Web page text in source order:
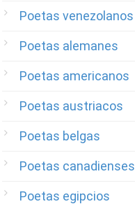
Poetas venezolanos
Poetas alemanes
Poetas americanos
Poetas austriacos
Poetas belgas
Poetas canadienses
Poetas egipcios